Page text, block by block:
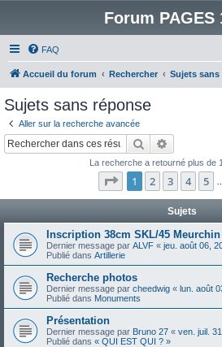
Forum PAGES
FAQ
Accueil du forum Rechercher Sujets sans
Sujets sans réponse
Aller sur la recherche avancée
Rechercher
La recherche a retourné plus de
Page 1sur40
1 2 3 4 5
Sujets
Inscription 38cm SKL/45 Meurchin
Dernier message par ALVF « jeu. août 06,
Publié dans Artillerie
Recherche photos
Dernier message par cheedwig « lun. août
Publié dans Monuments
Présentation
Dernier message par Bruno 27 « ven. juil.
Publié dans « QUI EST QUI ? »